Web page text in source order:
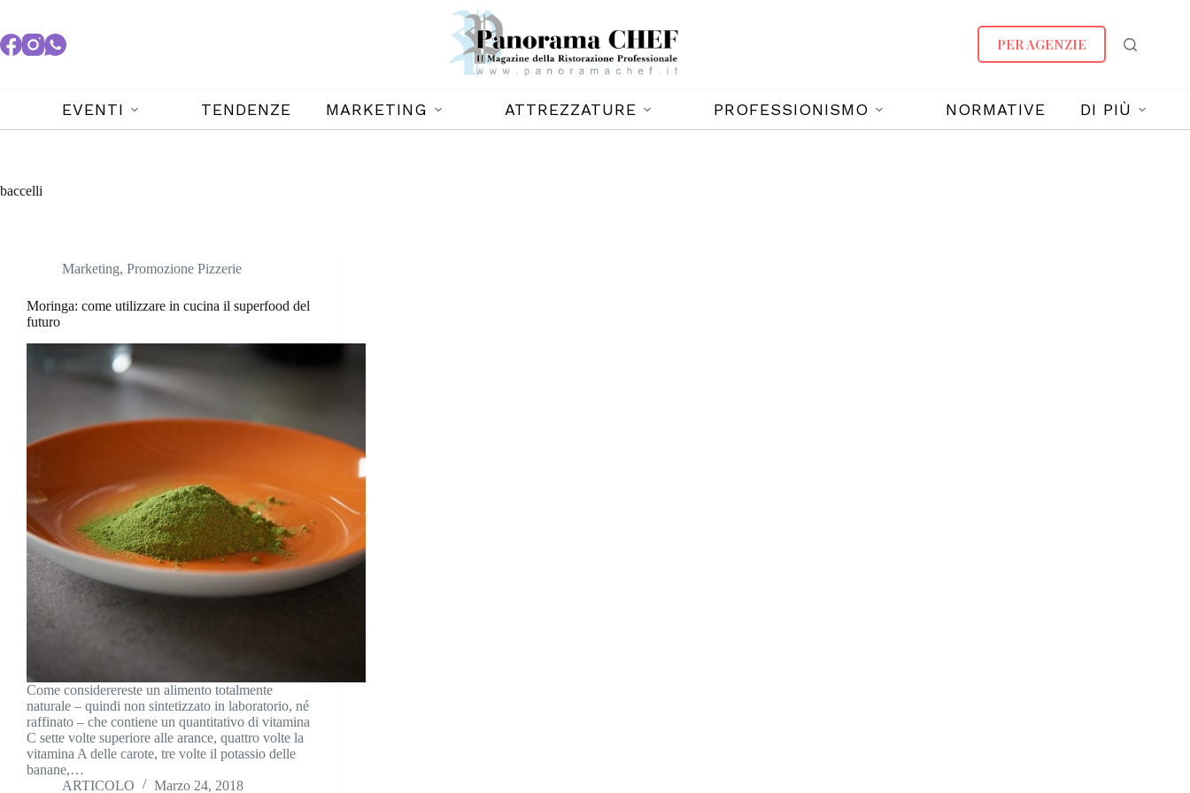
PER AGENZIE
EVENTI TENDENZE MARKETING ATTREZZATURE PROFESSIONISMO NORMATIVE DI PIÙ
baccelli
Marketing, Promozione Pizzerie
Moringa: come utilizzare in cucina il superfood del
futuro
Come considerereste un alimento totalmente
naturale – quindi non sintetizzato in laboratorio, né
raffinato – che contiene un quantitativo di vitamina
C sette volte superiore alle arance, quattro volte la
vitamina A delle carote, tre volte il potassio delle
banane,…
ARTICOLO
Marzo 24, 2018